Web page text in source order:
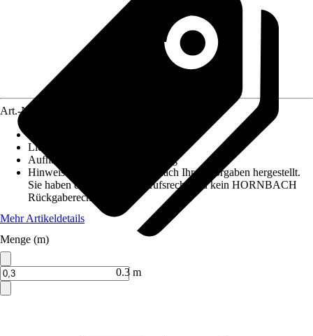
Verkauf durch:HORNBACH
Art.-Nr.
Lichtdurchlässigkeit
Aufhängungsart
Klettbefestigung
Hinweis: Dieser Artikel wird nach Ihren Vorgaben hergestellt.
Sie haben daher kein Widerrufsrecht und kein HORNBACH
Rückgaberecht.
Mehr Artikeldetails
Menge (m)
0.3 m